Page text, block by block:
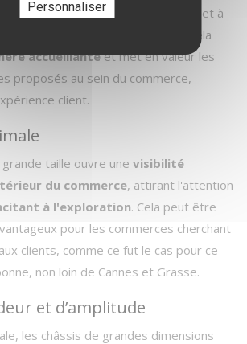
fixe de grandes dimensions permet à
d'inonder l'espace commercial. Cela
accueillanteet met en valeur les
proposés au sein du commerce,
client.
taille ouvre une visibilité
du commerce, attirant l'attention
à l'exploration. Cela peut être
pour les commerces cherchant
clients, comme ce fut le cas pour ce
non loin de Cannes et Grasse.
et d’amplitude
les châssis de grandes dimensions
Personnaliser